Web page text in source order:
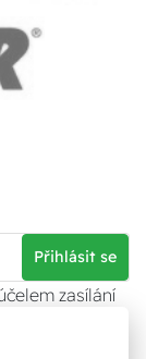
Přihlásit se
zasílání